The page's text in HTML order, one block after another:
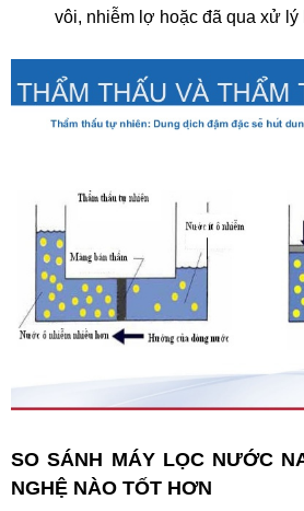
vôi, nhiễm lợ hoặc đã qua xử lý
SO SÁNH MÁY LỌC NƯỚC
NGHỆ NÀO TỐT HƠN